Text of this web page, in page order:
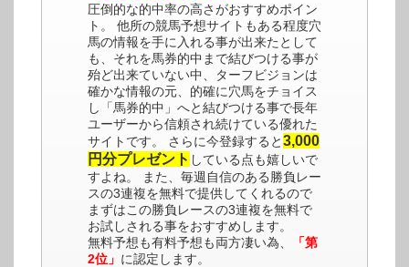
圧倒的な的中率の高さがおすすめポイン
ト。 他所の競馬予想サイトもある程度穴
馬の情報を手に入れる事が出来たとして
も、それを馬券的中まで結びつける事が
殆ど出来ていない中、ターフビジョンは
確かな情報の元、的確に穴馬をチョイス
し「馬券的中」へと結びつける事で長年
ユーザーから信頼され続けている優れた
サイトです。 さらに今登録すると3,000
円分プレゼント している点も嬉しいで
すよね。 また、毎週自信のある勝負レー
スの3連複を無料で提供してくれるので
まずはこの勝負レースの3連複を無料で
お試しされる事をおすすめします。
無料予想も有料予想も両方凄い為、
「第
2位」 に認定します。